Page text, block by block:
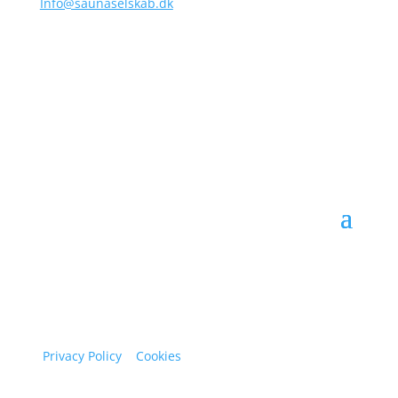
Privacy Policy| Cookies